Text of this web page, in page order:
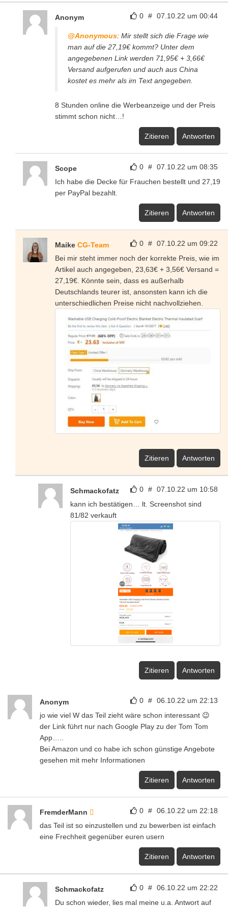
0 # 07.10.22 um 00:44
Anonym
@Anonymous: Mir stellt sich die Frage wie
man auf die 27,19€ kommt? Unter dem
angegebenen Link werden 71,95€ + 3,66€
Versand aufgerufen und auch aus China
kostet es mehr als im Text angegeben.
8 Stunden online die Werbeanzeige und der Preis
stimmt schon nicht…!
Zitieren Antworten
0 # 07.10.22 um 08:35
Scope
Ich habe die Decke für Frauchen bestellt und 27,19
per PayPal bezahlt.
Zitieren Antworten
0 # 07.10.22 um 09:22
Maike CG-Team
Bei mir steht immer noch der korrekte Preis, wie im
Artikel auch angegeben, 23,63€ + 3,56€ Versand =
27,19€. Könnte sein, dass es außerhalb
Deutschlands teurer ist, ansonsten kann ich die
unterschiedlichen Preise nicht nachvollziehen.
Zitieren Antworten
0 # 07.10.22 um 10:58
Schmackofatz
kann ich bestätigen… lt. Screenshot sind
81/82 verkauft
Zitieren Antworten
0 # 06.10.22 um 22:13
Anonym
jo wie viel W das Teil zieht wäre schon interessant 😉
der Link führt nur nach Google Play zu der Tom Tom
App…..
Bei Amazon und co habe ich schon günstige Angebote
gesehen mit mehr Informationen
Zitieren Antworten
0 # 06.10.22 um 22:18
FremderMann
das Teil ist so einzustellen und zu bewerben ist einfach
eine Frechheit gegenüber euren usern
Zitieren Antworten
0 # 06.10.22 um 22:22
Schmackofatz
Du schon wieder, lies mal meine u.a. Antwort auf